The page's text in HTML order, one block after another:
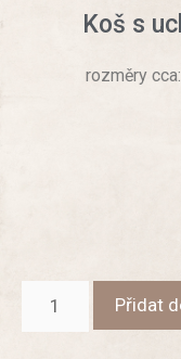
Koš s
rozměry
Přidat